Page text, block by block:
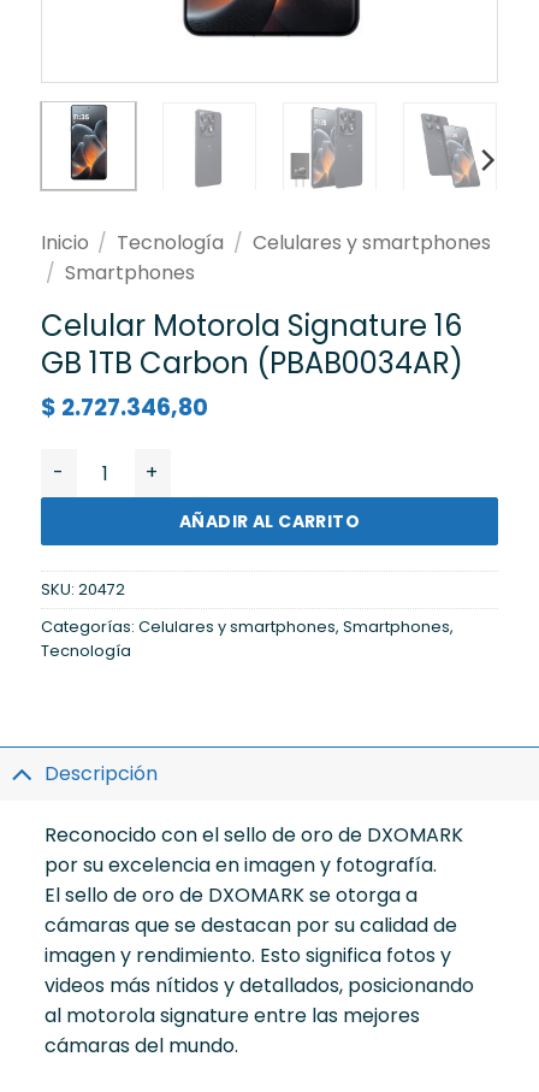
Inicio / Tecnología / Celulares y smartphones
/ Smartphones
Celular Motorola Signature 16
GB 1TB Carbon (PBAB0034AR)
$ 2.727.346,80
Celular Motorola Signature 16 GB 1TB Carbon
AÑADIR AL CARRITO
SKU: 20472
Categorías: Celulares y smartphones, Smartphones,
Tecnología
Descripción
Reconocido con el sello de oro de DXOMARK
por su excelencia en imagen y fotografía.
El sello de oro de DXOMARK se otorga a
cámaras que se destacan por su calidad de
imagen y rendimiento. Esto significa fotos y
videos más nítidos y detallados, posicionando
al motorola signature entre las mejores
cámaras del mundo.